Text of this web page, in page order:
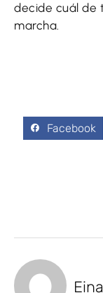
decide cuál de
marcha.
Facebook